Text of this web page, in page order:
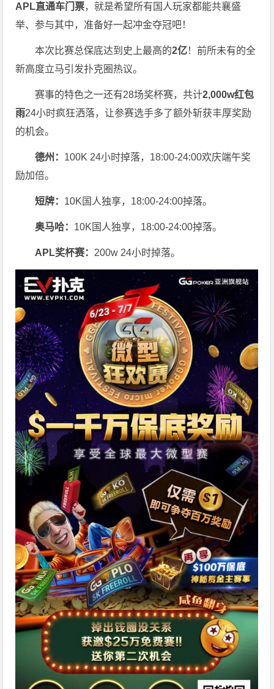
APL直通车门票，就是希望所有国人玩家都能共襄盛
举、参与其中，准备好一起冲金夺冠吧！
本次比赛总保底达到史上最高的2亿！前所未有的全
新高度立马引发扑克圈热议。
赛事的特色之一还有28场奖杯赛，共计2,000w红包
雨24小时疯狂洒落，让参赛选手多了额外斩获丰厚奖励
的机会。
德州： 100K 24小时掉落， 18:00-24:00欢庆端午奖
励加倍。
短牌： 10K国人独享，18:00-24:00掉落。
奥马哈： 10K国人独享，18:00-24:00掉落。
APL奖杯赛： 200w 24小时掉落。